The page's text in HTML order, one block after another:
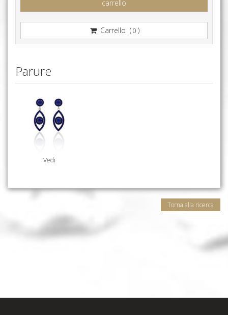
carrello
Carrello (0 )
Parure
Vedi
Torna alla ricerca